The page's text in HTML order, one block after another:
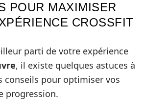
POUR MAXIMISER
CROSSFIT
parti de votre expérience
, il existe quelques astuces à
conseils pour optimiser vos
progression.